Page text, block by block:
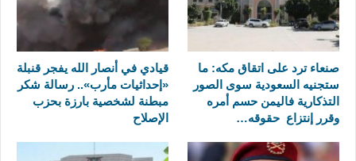
صنعاء ترد على اتقاق مكه: ما
ستجنيه السعودية سوى الصور
التذكارية فاليمن حسم أمره
وقرر إنتزاع حقوقه…
قيادي في أنصار الله يفجر قنبلة
«إحداثيات مأرب».. رسالة شكر
مبطنة لشخصية بارزة بحزب
الإصلاح